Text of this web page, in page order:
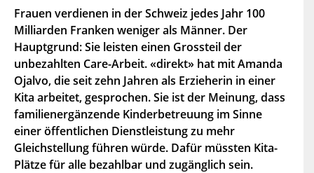
Frauen verdienen in der Schweiz jedes Jahr 100
Milliarden Franken weniger als Männer. Der
Hauptgrund: Sie leisten einen Grossteil der
unbezahlten Care-Arbeit. «direkt» hat mit Amanda
Ojalvo, die seit zehn Jahren als Erzieherin in einer
Kita arbeitet, gesprochen. Sie ist der Meinung, dass
familienergänzende Kinderbetreuung im Sinne
einer öffentlichen Dienstleistung zu mehr
Gleichstellung führen würde. Dafür müssten Kita-
Plätze für alle bezahlbar und zugänglich sein.
n
a
m
e
N
a
c
h
n
a
m
e
E
-
M
a
i
l
*
P
L
Z
Indem Du Dich zum Newsletter einschreibst, stimmst Du
zu, dass die SP Dich auf dem Laufenden halten darf. Mehr
dazuhier.